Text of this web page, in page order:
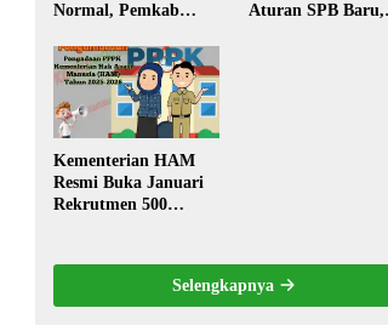
Normal, Pemkab
Distribusi Air Bersih
Lancar ke Rumah
Warga
Aturan SPB Baru,
Kementerian HAM
Resmi Buka Januari
Rekrutmen 500
Selengkapnya